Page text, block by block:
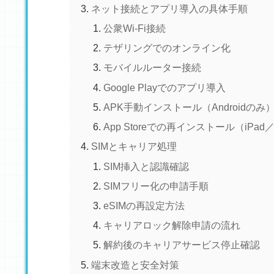
ネット接続とアプリ導入の具体手順
公衆Wi-Fi接続
テザリングでのオンライン化
モバイルルーター接続
Google Playでのアプリ導入
APK手動インストール（Androidのみ）
App Storeでの再インストール（iPad／
SIMとキャリア処理
SIM挿入と認識確認
SIMフリー化の申請手順
eSIMの再設定方法
キャリアロック解除申請の流れ
解約後のキャリアサービス停止確認
端末改造と安全対策